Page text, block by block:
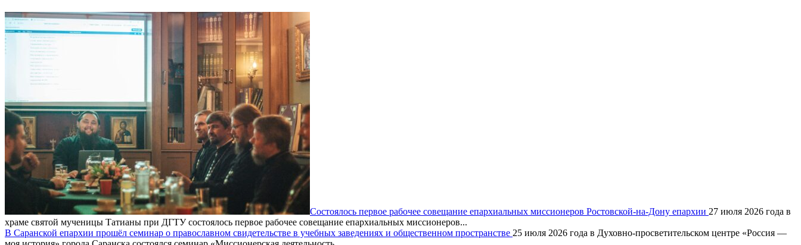
Состоялось первое рабочее совещание епархиальных миссионеров Ростовской-на-Дону епархии 27 июля 2026 года в
храме святой мученицы Татианы при ДГТУ состоялось первое рабочее совещание епархиальных миссионеров...
В Саранской епархии прошёл семинар о православном свидетельстве в учебных заведениях и общественном пространстве 25 июля 2026 года в Духовно-просветительском центре «Россия —